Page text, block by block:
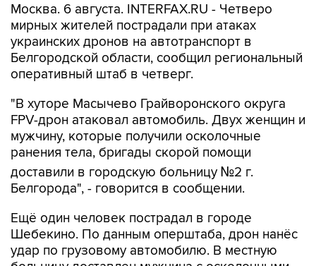
Москва. 6 августа. INTERFAX.RU - Четверо
мирных жителей пострадали при атаках
украинских дронов на автотранспорт в
Белгородской области, сообщил региональный
оперативный штаб в четверг.
"В хуторе Масычево Грайворонского округа
FPV-дрон атаковал автомобиль. Двух женщин и
мужчину, которые получили осколочные
ранения тела, бригады скорой помощи
доставили в городскую больницу №2 г.
Белгорода", - говорится в сообщении.
Ещё один человек пострадал в городе
Шебекино. По данным оперштаба, дрон нанёс
удар по грузовому автомобилю. В местную